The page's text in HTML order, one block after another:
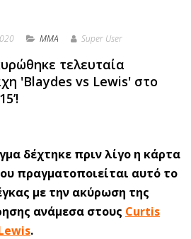
MMA Super User
τελευταία
'Blaydes vs Lewis' στο
δέχτηκε πριν λίγο η κάρτα
πραγματοποιείται αυτό το
με την ακύρωση της
ανάμεσα στους Curtis
.